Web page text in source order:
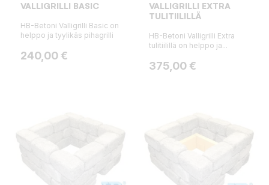
VALLIGRILLI BASIC
HB-Betoni Valligrilli Basic on
helppo ja tyylikäs pihagrilli
Hinta
240,00 €
VALLIGRILLI EXTRA
TULITIILILLÄ
HB-Betoni Valligrilli Extra
tulitiilillä on helppo ja...
Hinta
375,00 €